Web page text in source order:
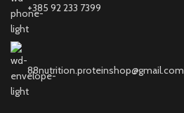
+385 92 233 7399
88nutrition.proteinshop@gmail.com